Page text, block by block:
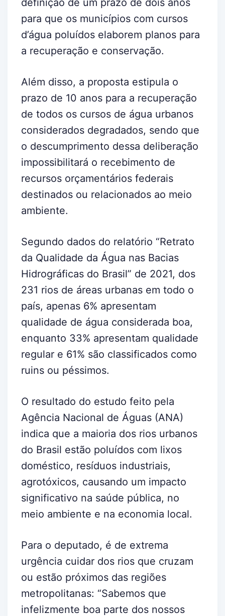
para que os municípios com cursos
d’água poluídos elaborem planos para
a recuperação e conservação.
Além disso, a proposta estipula o
prazo de 10 anos para a recuperação
de todos os cursos de água urbanos
considerados degradados, sendo que
o descumprimento dessa deliberação
impossibilitará o recebimento de
recursos orçamentários federais
destinados ou relacionados ao meio
ambiente.
Segundo dados do relatório “Retrato
da Qualidade da Água nas Bacias
Hidrográficas do Brasil” de 2021, dos
231 rios de áreas urbanas em todo o
país, apenas 6% apresentam
qualidade de água considerada boa,
enquanto 33% apresentam qualidade
regular e 61% são classificados como
ruins ou péssimos.
O resultado do estudo feito pela
Agência Nacional de Águas (ANA)
indica que a maioria dos rios urbanos
do Brasil estão poluídos com lixos
doméstico, resíduos industriais,
agrotóxicos, causando um impacto
significativo na saúde pública, no
meio ambiente e na economia local.
Para o deputado, é de extrema
urgência cuidar dos rios que cruzam
ou estão próximos das regiões
metropolitanas: “Sabemos que
infelizmente boa parte dos nossos